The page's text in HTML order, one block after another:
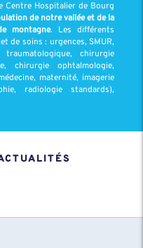
Centre Hospitalier de Bourg
de notre vallée et de la
montagne. Les différents
de soins : urgences, SMUR,
chirurgie
chirurgie ophtalmologie,
maternité, imagerie
radiologie standards),